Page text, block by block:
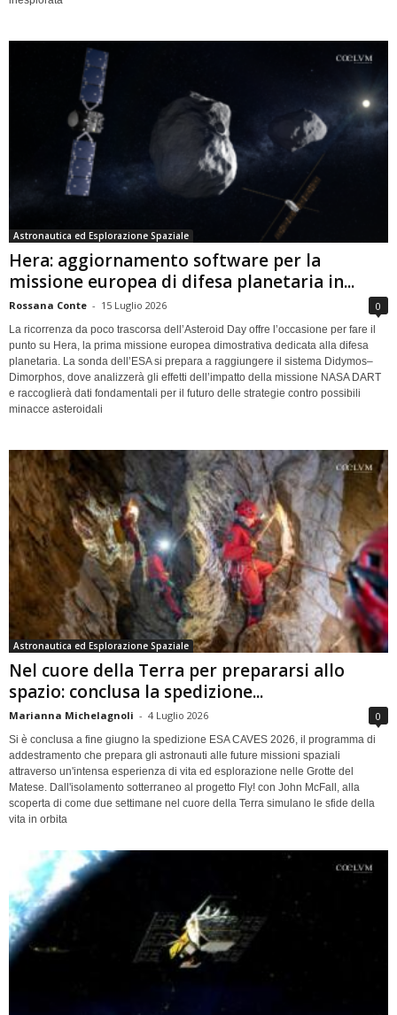
Astronautica ed Esplorazione Spaziale
Hera: aggiornamento software per la
missione europea di difesa planetaria in...
Rossana Conte - 15 Luglio 2026 0
La ricorrenza da poco trascorsa dell’Asteroid Day offre l’occasione per fare il
punto su Hera, la prima missione europea dimostrativa dedicata alla difesa
planetaria. La sonda dell’ESA si prepara a raggiungere il sistema Didymos–
Dimorphos, dove analizzerà gli effetti dell’impatto della missione NASA DART
e raccoglierà dati fondamentali per il futuro delle strategie contro possibili
minacce asteroidali
Astronautica ed Esplorazione Spaziale
Nel cuore della Terra per prepararsi allo
spazio: conclusa la spedizione...
Marianna Michelagnoli - 4 Luglio 2026 0
Si è conclusa a fine giugno la spedizione ESA CAVES 2026, il programma di
addestramento che prepara gli astronauti alle future missioni spaziali
attraverso un'intensa esperienza di vita ed esplorazione nelle Grotte del
Matese. Dall'isolamento sotterraneo al progetto Fly! con John McFall, alla
scoperta di come due settimane nel cuore della Terra simulano le sfide della
vita in orbita